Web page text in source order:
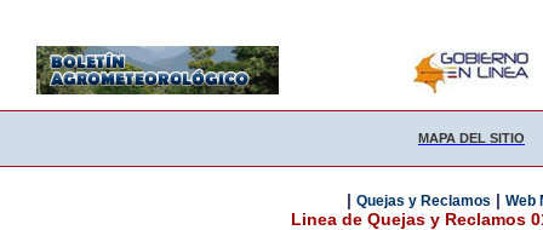
MAPA DEL SITIO
| Quejas y Reclamos | Web
Linea de Quejas y Reclamos